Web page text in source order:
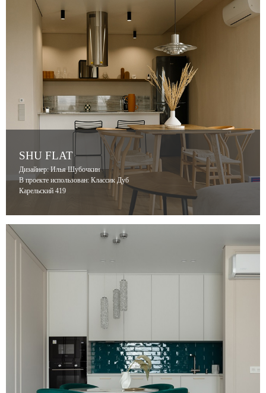
SHU FLAT
Дизайнер: Илья Шубочкин
В проекте использован: Классик Дуб
Карельский 419